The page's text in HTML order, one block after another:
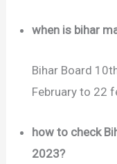
when is bihar
Bihar Board
February to 22
how to check
2023?